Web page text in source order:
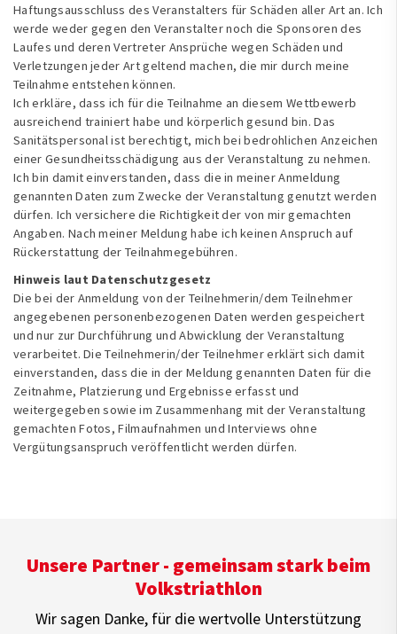
Haftungsausschluss des Veranstalters für Schäden aller Art an. Ich
werde weder gegen den Veranstalter noch die Sponsoren des
Laufes und deren Vertreter Ansprüche wegen Schäden und
Verletzungen jeder Art geltend machen, die mir durch meine
Teilnahme entstehen können.
Ich erkläre, dass ich für die Teilnahme an diesem Wettbewerb
ausreichend trainiert habe und körperlich gesund bin. Das
Sanitätspersonal ist berechtigt, mich bei bedrohlichen Anzeichen
einer Gesundheitsschädigung aus der Veranstaltung zu nehmen.
Ich bin damit einverstanden, dass die in meiner Anmeldung
genannten Daten zum Zwecke der Veranstaltung genutzt werden
dürfen. Ich versichere die Richtigkeit der von mir gemachten
Angaben. Nach meiner Meldung habe ich keinen Anspruch auf
Rückerstattung der Teilnahmegebühren.
Hinweis laut Datenschutzgesetz
Die bei der Anmeldung von der Teilnehmerin/dem Teilnehmer
angegebenen personenbezogenen Daten werden gespeichert
und nur zur Durchführung und Abwicklung der Veranstaltung
verarbeitet. Die Teilnehmerin/der Teilnehmer erklärt sich damit
einverstanden, dass die in der Meldung genannten Daten für die
Zeitnahme, Platzierung und Ergebnisse erfasst und
weitergegeben sowie im Zusammenhang mit der Veranstaltung
gemachten Fotos, Filmaufnahmen und Interviews ohne
Vergütungsanspruch veröffentlicht werden dürfen.
Unsere Partner - gemeinsam stark beim
Volkstriathlon
Wir sagen Danke, für die wertvolle Unterstützung